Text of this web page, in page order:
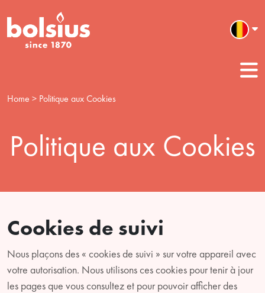
Home > Politique aux Cookies
Politique aux Cookies
Cookies de suivi
Nous plaçons des « cookies de suivi » sur votre appareil avec
votre autorisation. Nous utilisons ces cookies pour tenir à jour
les pages que vous consultez et pour pouvoir afficher des